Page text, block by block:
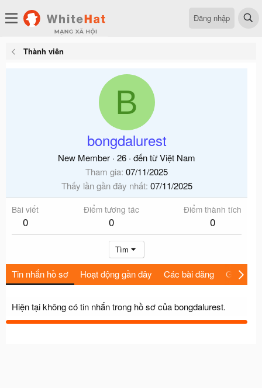
Đăng nhập
Thành viên
B
bongdalurest
New Member · 26 · đến từViệt Nam
Tham gia 07/11/2025
Thấy lần gần đây nhất 07/11/2025
Bài viết
0
Điểm tương tác
0
Điểm thành tích
0
Tìm
Tin nhắn hồ sơ Hoạt động gần đây Các bài đăng Giới thiệu
Hiện tại không có tin nhắn trong hồ sơ của bongdalurest.